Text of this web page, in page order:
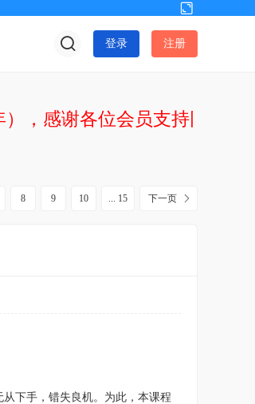
换
到
登录 注册
，感谢各位会员支持网站发
8 9 10 ... 15 下一页
下手，错失良机。为此，本课程